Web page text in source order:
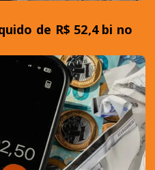
de R$ 52,4 bi no